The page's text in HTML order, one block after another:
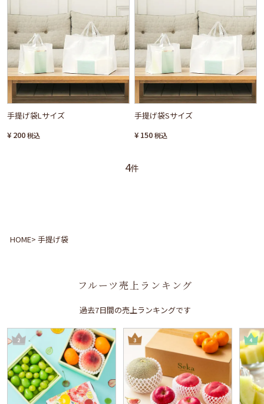
手提げ袋Lサイズ
¥ 200 税込
手提げ袋Sサイズ
¥ 150 税込
4
HOME 手提げ袋
フルーツ売上ランキング
過去7日間の売上ランキングです